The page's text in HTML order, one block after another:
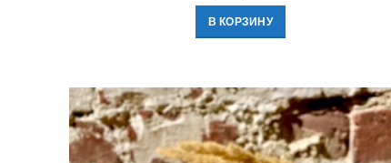
В КОРЗИНУ